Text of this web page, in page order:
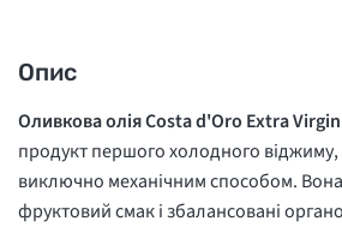
Опис
Оливкова олія Costa d'Oro Extra Virgin
продукт першого холодного
виключно механічним способом.
фруктовий смак і збалансовані